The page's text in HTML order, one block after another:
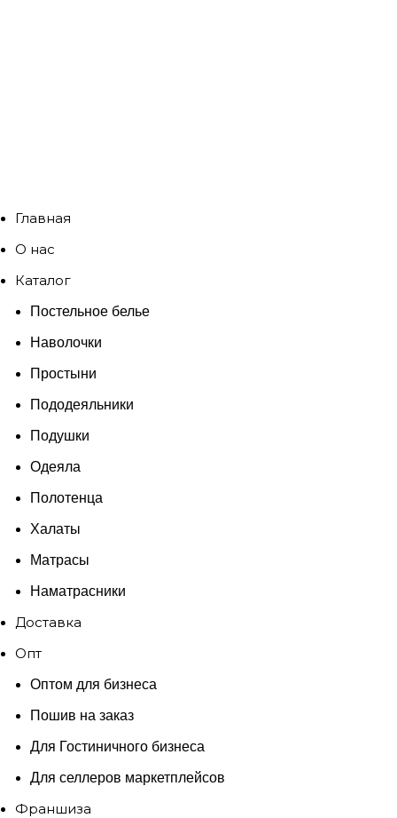
Главная
О нас
Каталог
Постельное белье
Наволочки
Простыни
Пододеяльники
Подушки
Одеяла
Полотенца
Халаты
Матрасы
Наматрасники
Доставка
Опт
Оптом для бизнеса
Пошив на заказ
Для Гостиничного бизнеса
Для селлеров маркетплейсов
Франшиза